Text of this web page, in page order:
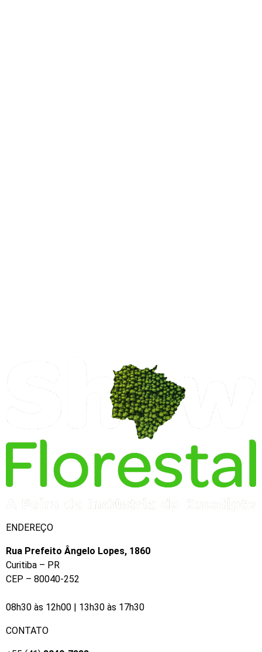
ENDEREÇO
Rua Prefeito Ângelo Lopes, 1860
Curitiba – PR
CEP – 80040-252
​08h30 às 12h00 | 13h30 às 17h30
CONTATO